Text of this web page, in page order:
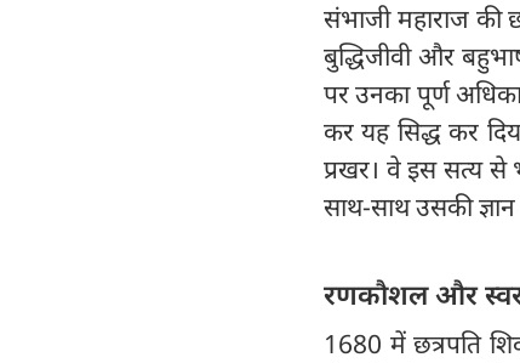
संभाजी महाराज की
बुद्धिजीवी और
पर उनका पूर्ण
कर यह सिद्ध कर
प्रखर। वे इस सत्य से
साथ-साथ उसकी
रणकौशल और
1680 में छत्रपति